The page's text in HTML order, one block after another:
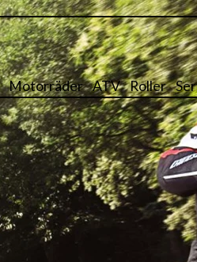
Motorräder ATV Roller